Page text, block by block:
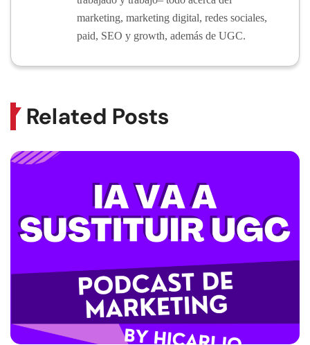
marketing, marketing digital, redes sociales,
paid, SEO y growth, además de UGC.
Related Posts